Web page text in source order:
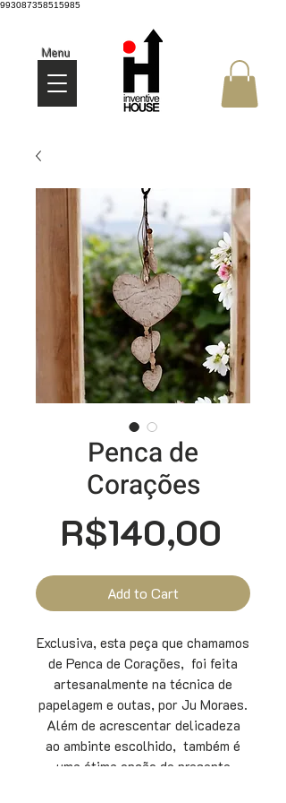
993087358515985
Menu
Penca de
Corações
R$140,00
Add to Cart
Exclusiva, esta peça que chamamos
de Penca de Corações, foi feita
artesanalmente na técnica de
papelagem e outas, por Ju Moraes.
Além de acrescentar delicadeza
ao ambinte escolhido, também é
uma ótima opção de presente